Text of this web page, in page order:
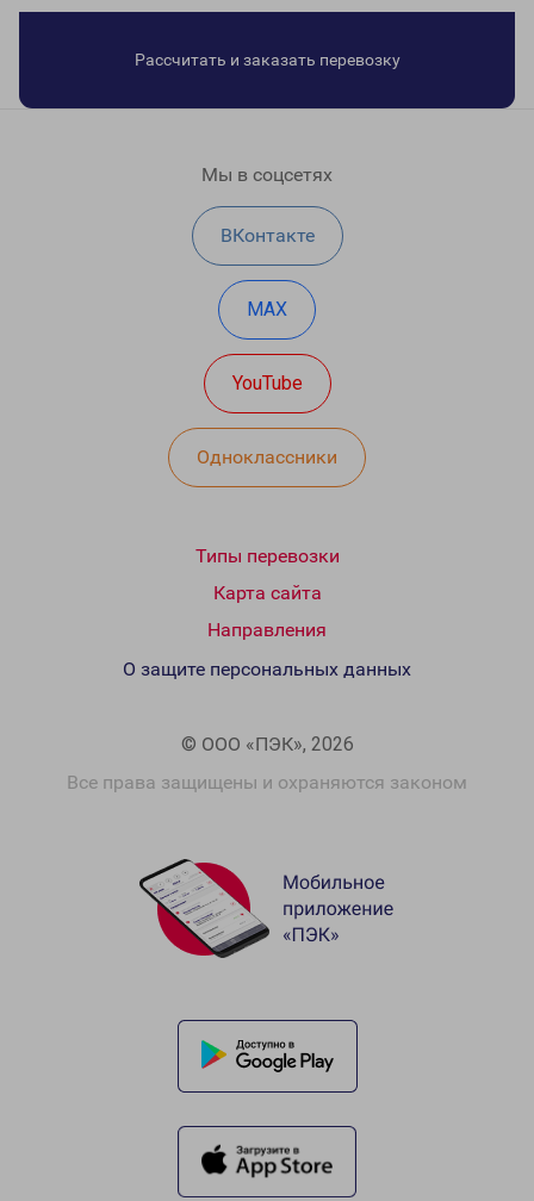
Рассчитать и заказать перевозку
Мы в соцсетях
ВКонтакте
MAX
YouTube
Одноклассники
Типы перевозки
Карта сайта
Направления
© ООО «ПЭК», 2026
Все права защищены и охраняются законом
О защите персональных данных